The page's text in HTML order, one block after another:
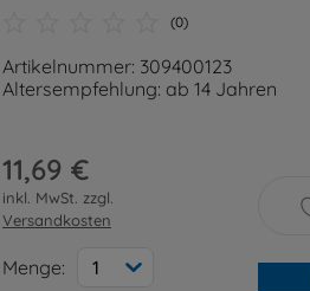
(0)
Artikelnummer: 309400123
Altersempfehlung: ab 14 Jahren
11,69 €
inkl. MwSt. zzgl.
Versandkosten
Menge: 1